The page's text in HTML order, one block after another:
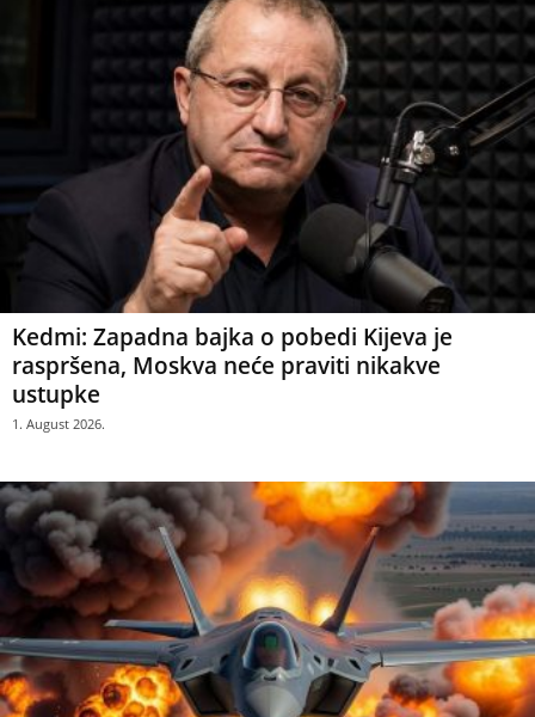
Kedmi: Zapadna bajka o pobedi Kijeva je
raspršena, Moskva neće praviti nikakve
ustupke
1. August 2026.